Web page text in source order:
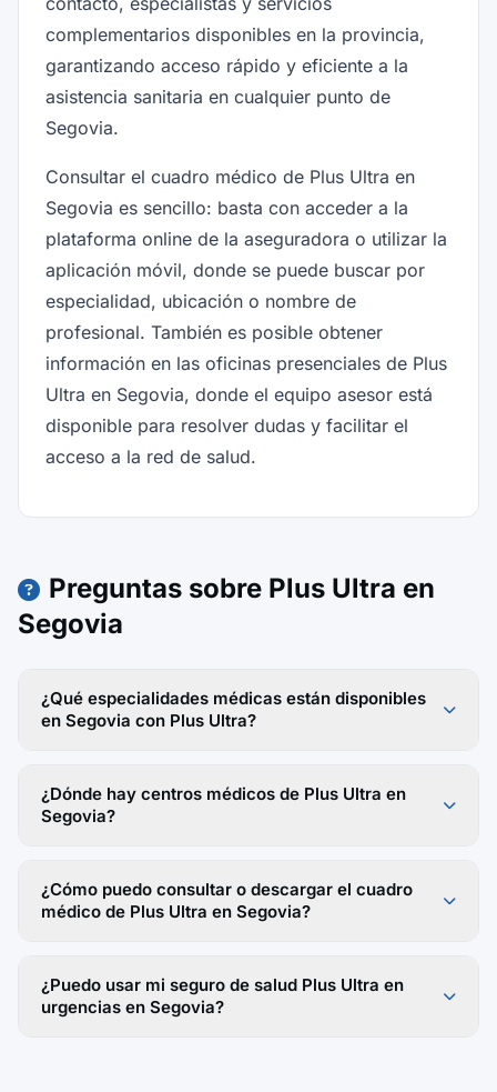
complementarios disponibles en la provincia,
garantizando acceso rápido y eficiente a la
asistencia sanitaria en cualquier punto de
Segovia.
Consultar el cuadro médico de Plus Ultra en
Segovia es sencillo: basta con acceder a la
plataforma online de la aseguradora o utilizar la
aplicación móvil, donde se puede buscar por
especialidad, ubicación o nombre de
profesional. También es posible obtener
información en las oficinas presenciales de Plus
Ultra en Segovia, donde el equipo asesor está
disponible para resolver dudas y facilitar el
acceso a la red de salud.
Preguntas sobre Plus Ultra en
Segovia
¿Qué especialidades médicas están disponibles
en Segovia con Plus Ultra?
¿Dónde hay centros médicos de Plus Ultra en
Segovia?
¿Cómo puedo consultar o descargar el cuadro
médico de Plus Ultra en Segovia?
¿Puedo usar mi seguro de salud Plus Ultra en
urgencias en Segovia?